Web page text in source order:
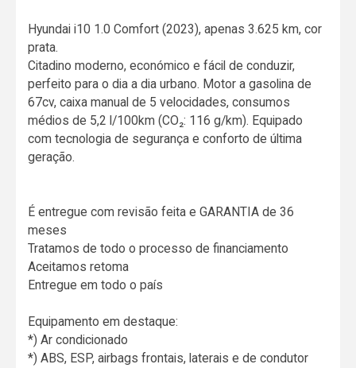
Hyundai i10 1.0 Comfort (2023), apenas 3.625 km, cor
prata.
Citadino moderno, económico e fácil de conduzir,
perfeito para o dia a dia urbano. Motor a gasolina de
67cv, caixa manual de 5 velocidades, consumos
médios de 5,2 l/100km (CO₂: 116 g/km). Equipado
com tecnologia de segurança e conforto de última
geração.
É entregue com revisão feita e GARANTIA de 36
meses
Tratamos de todo o processo de financiamento
Aceitamos retoma
Entregue em todo o país
Equipamento em destaque:
*) Ar condicionado
*) ABS, ESP, airbags frontais, laterais e de condutor